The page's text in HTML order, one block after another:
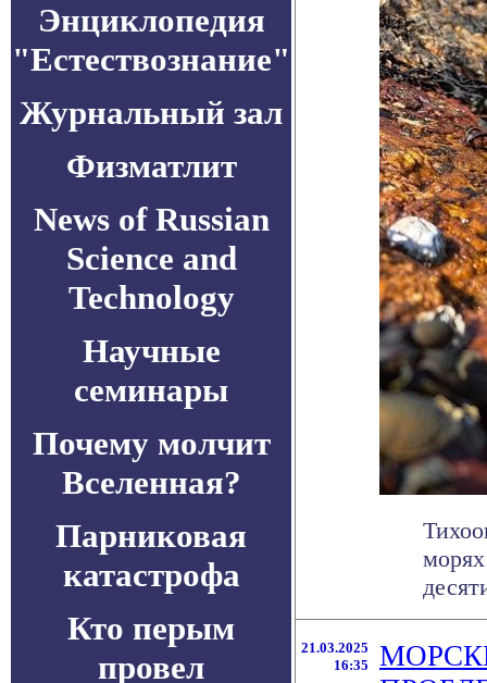
Энциклопедия
"Естествознание"
Журнальный зал
Физматлит
News of Russian
Science and
Technology
Научные
семинары
Почему молчит
Вселенная?
Парниковая
катастрофа
Кто перым
провел
21.03.2025
16:35